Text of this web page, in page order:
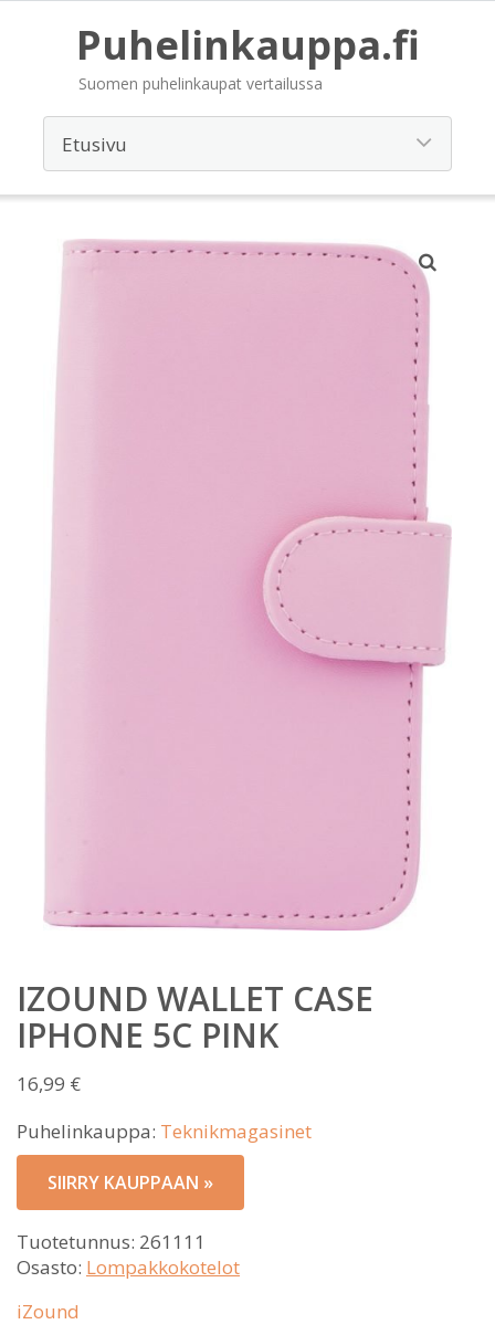
Puhelinkauppa.fi
Suomen puhelinkaupat vertailussa
IZOUND WALLET CASE
IPHONE 5C PINK
16,99 €
Puhelinkauppa: Teknikmagasinet
SIIRRY KAUPPAAN »
Tuotetunnus: 261111
Osasto: Lompakkokotelot
iZound